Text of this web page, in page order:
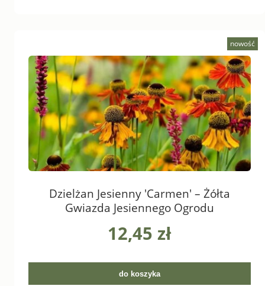
Dzielżan Jesienny 'Carmen' – Żółta
Gwiazda Jesiennego Ogrodu
12,45 zł
do koszyka
nowość